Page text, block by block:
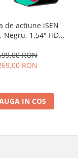
de actiune iSEN
Negru, 1.54" HD,
Wi-Fi, USB 2.0,
Aplicatie, IP67,
RON
RON
IN COS